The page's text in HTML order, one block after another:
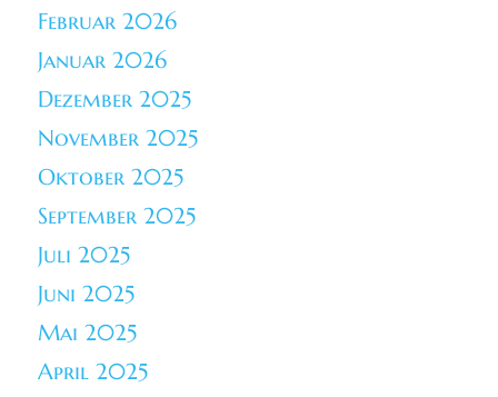
Februar 2026
Januar 2026
Dezember 2025
November 2025
Oktober 2025
September 2025
Juli 2025
Juni 2025
Mai 2025
April 2025